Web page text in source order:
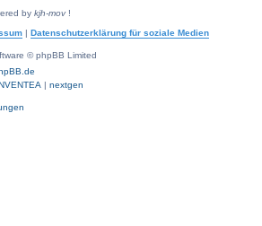
by kjh-mov!
| Datenschutzerklärung für soziale Medien
© phpBB Limited
| nextgen